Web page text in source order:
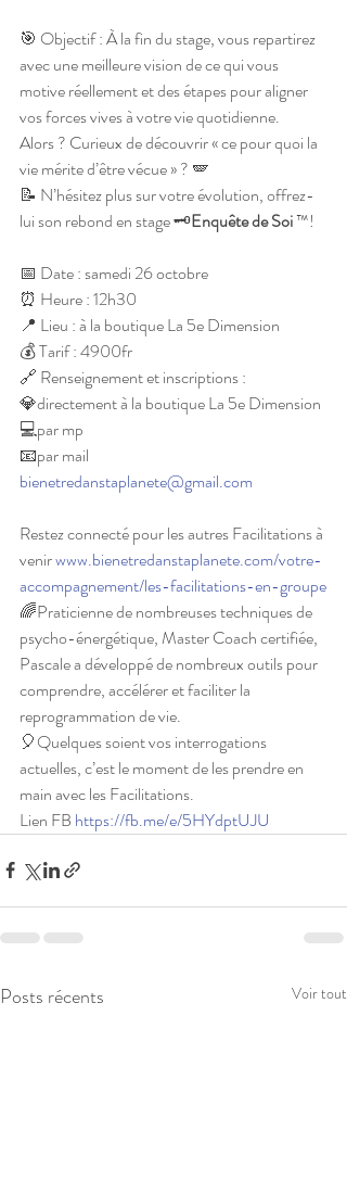
🎯 Objectif : À la fin du stage, vous repartirez
avec une meilleure vision de ce qui vous
motive réellement et des étapes pour aligner
vos forces vives à votre vie quotidienne.
Alors ? Curieux de découvrir « ce pour quoi la
vie mérite d’être vécue » ? 🪽
📝 N’hésitez plus sur votre évolution, offrez-
lui son rebond en stage 🗝Enquête de Soi ™!
📅 Date : samedi 26 octobre
⏰ Heure : 12h30
📍 Lieu : à la boutique La 5e Dimension
💰 Tarif : 4900fr
🔗 Renseignement et inscriptions :
💎directement à la boutique La 5e Dimension
💻par mp
📧par mail
bienetredanstaplanete@gmail.com
Restez connecté pour les autres Facilitations à
venir www.bienetredanstaplanete.com/votre-
accompagnement/les-facilitations-en-groupe
🌈Praticienne de nombreuses techniques de
psycho-énergétique, Master Coach certifiée,
Pascale a développé de nombreux outils pour
comprendre, accélérer et faciliter la
reprogrammation de vie.
🎈Quelques soient vos interrogations
actuelles, c’est le moment de les prendre en
main avec les Facilitations.
Lien FB https://fb.me/e/5HYdptUJU
Posts récents Voir tout